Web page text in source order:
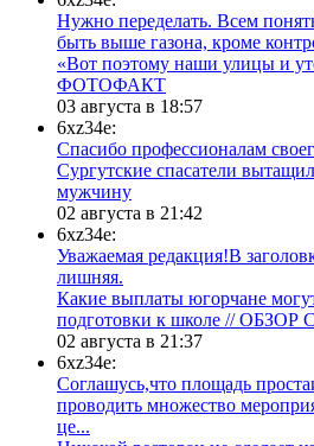
Нужно переделать. Всем
быть выше газона, кроме
«Вот поэтому наши улицы и
ФОТОФАКТ
03 августа в 18:57
6xz34e:
Спасибо профессионалам
Сургутские спасатели
мужчину
02 августа в 21:42
6xz34e:
Уважаемая редакция!В
лишняя.
Какие выплаты югорчане
подготовки к школе //
02 августа в 21:37
6xz34e:
Соглашусь,что площадь
проводить множество
це...